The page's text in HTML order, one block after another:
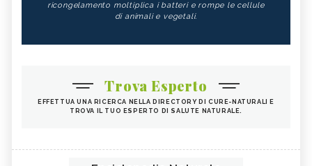
ricongelamento moltiplica i batteri e rompe le cellule
di animali e vegetali.
Trova Esperto
EFFETTUA UNA RICERCA NELLA DIRECTORY DI CURE-NATURALI E
TROVA IL TUO ESPERTO DI SALUTE NATURALE.